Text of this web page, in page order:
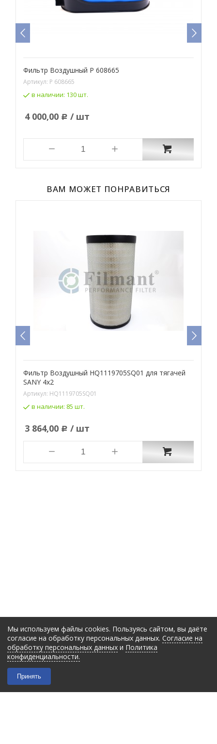
Фильтр Воздушный P 608665
Артикул: P 608665
в наличии: 130 шт.
4 000,00 Р / шт
ВАМ МОЖЕТ ПОНРАВИТЬСЯ
Фильтр Воздушный HQ1119705SQ01 для тягачей
SANY 4x2
Артикул: HQ1119705SQ01
в наличии: 85 шт.
3 864,00 Р / шт
Мы используем файлы cookies. Пользуясь сайтом, вы даёте
согласие на обработку персональных данных. Согласие на
обработку персональных данных и Политика
конфиденциальности.
Принять